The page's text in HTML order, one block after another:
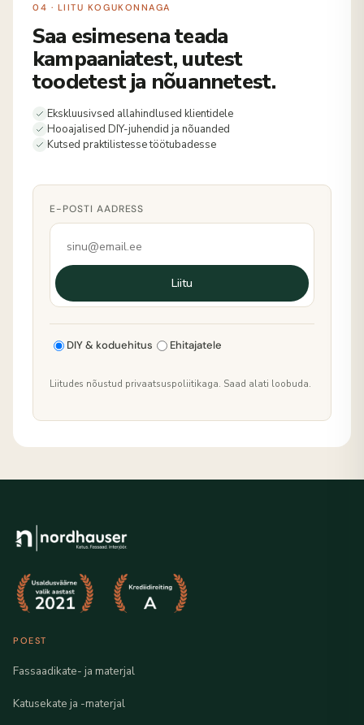
04 · LIITU KOGUKONNAGA
Saa esimesena teada
kampaaniatest, uutest
toodetest ja nõuannetest.
Ekskluusivsed allahindlused klientidele
Hooajalised DIY-juhendid ja nõuanded
Kutsed praktilistesse töötubadesse
E-POSTI AADRESS
Liitu
DIY & koduehitus Ehitajatele
Liitudes nõustud privaatsuspoliitikaga. Saad alati loobuda.
POEST
Fassaadikate- ja materjal
Katusekate ja -materjal